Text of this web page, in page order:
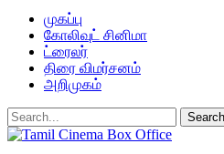
முகப்பு
கோலிவுட் சினிமா
ட்ரைலர்
திரை விமர்சனம்
அறிமுகம்